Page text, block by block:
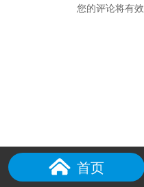
您的评论将有
首页